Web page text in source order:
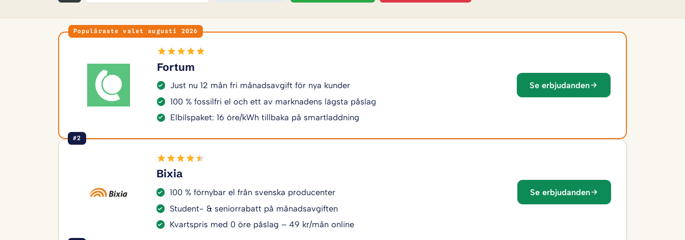
Populäraste valet augusti 2026
Fortum
Just nu 12 mån fri månadsavgift för nya kunder
100 % fossilfri el och ett av marknadens lägsta påslag
Elbilspaket: 16 öre/kWh tillbaka på smartladdning
Se erbjudanden
#2
Bixia
100 % förnybar el från svenska producenter
Student- & seniorrabatt på månadsavgiften
Kvartspris med 0 öre påslag – 49 kr/mån online
Se erbjudanden